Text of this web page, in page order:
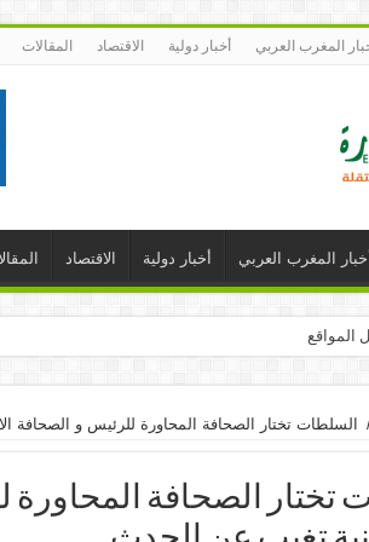
المغرب العربي أخبار دولية الاقتصاد المقالات
أخبار المغرب العربي أخبار دولية الاقتصاد
المواقع
السلطات تختار الصحافة المحاورة للرئيس و الصحافة
تختار الصحافة المحاورة